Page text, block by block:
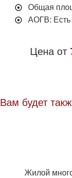
Общая
АОГВ: Есть
Цена от
Вам будет
Жилой